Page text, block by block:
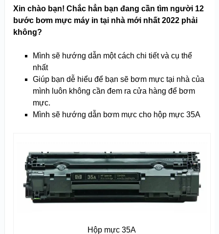
Xin chào bạn! Chắc hẳn bạn đang cần tìm người 12
bước bơm mực máy in tại nhà mới nhất 2022 phải
không?
Mình sẽ hướng dẫn một cách chi tiết và cụ thể
nhất
Giúp bạn dễ hiểu để bạn sẽ bơm mực tại nhà của
mình luôn không cần đem ra cửa hàng để bơm
mực.
Mình sẽ hướng dẫn bơm mực cho hộp mực 35A
Hộp mực 35A